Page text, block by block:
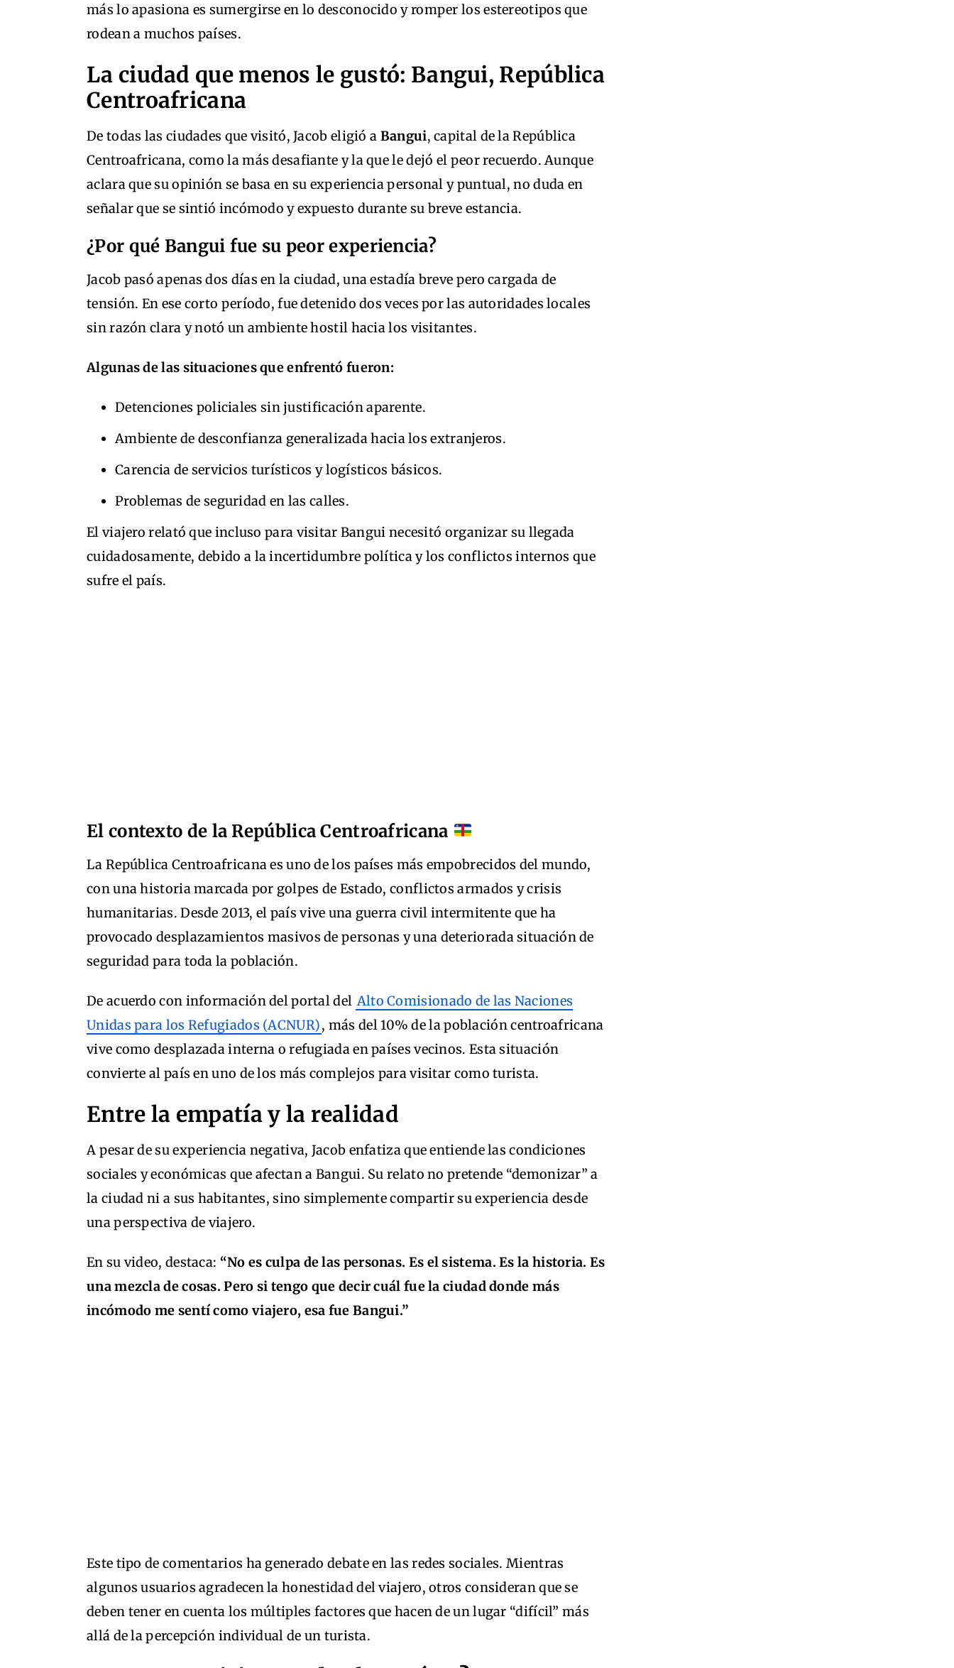
más lo apasiona es sumergirse en lo desconocido y romper los estereotipos que
rodean a muchos países.
La ciudad que menos le gustó: Bangui, República
Centroafricana
De todas las ciudades que visitó, Jacob eligió a Bangui, capital de la República
Centroafricana, como la más desafiante y la que le dejó el peor recuerdo. Aunque
aclara que su opinión se basa en su experiencia personal y puntual, no duda en
señalar que se sintió incómodo y expuesto durante su breve estancia.
¿Por qué Bangui fue su peor experiencia?
Jacob pasó apenas dos días en la ciudad, una estadía breve pero cargada de
tensión. En ese corto período, fue detenido dos veces por las autoridades locales
sin razón clara y notó un ambiente hostil hacia los visitantes.
Algunas de las situaciones que enfrentó fueron:
Detenciones policiales sin justificación aparente.
Ambiente de desconfianza generalizada hacia los extranjeros.
Carencia de servicios turísticos y logísticos básicos.
Problemas de seguridad en las calles.
El viajero relató que incluso para visitar Bangui necesitó organizar su llegada
cuidadosamente, debido a la incertidumbre política y los conflictos internos que
sufre el país.
El contexto de la República Centroafricana
La República Centroafricana es uno de los países más empobrecidos del mundo,
con una historia marcada por golpes de Estado, conflictos armados y crisis
humanitarias. Desde 2013, el país vive una guerra civil intermitente que ha
provocado desplazamientos masivos de personas y una deteriorada situación de
seguridad para toda la población.
De acuerdo con información del portal del Alto Comisionado de las Naciones
Unidas para los Refugiados (ACNUR), más del 10% de la población centroafricana
vive como desplazada interna o refugiada en países vecinos. Esta situación
convierte al país en uno de los más complejos para visitar como turista.
Entre la empatía y la realidad
A pesar de su experiencia negativa, Jacob enfatiza que entiende las condiciones
sociales y económicas que afectan a Bangui. Su relato no pretende “demonizar” a
la ciudad ni a sus habitantes, sino simplemente compartir su experiencia desde
una perspectiva de viajero.
En su video, destaca: “No es culpa de las personas. Es el sistema. Es la historia. Es
una mezcla de cosas. Pero si tengo que decir cuál fue la ciudad donde más
incómodo me sentí como viajero, esa fue Bangui.”
Este tipo de comentarios ha generado debate en las redes sociales. Mientras
algunos usuarios agradecen la honestidad del viajero, otros consideran que se
deben tener en cuenta los múltiples factores que hacen de un lugar “difícil” más
allá de la percepción individual de un turista.